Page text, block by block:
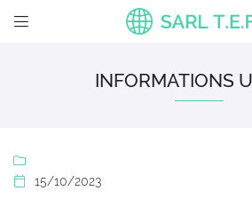

6 Le Grand Cormy – Vaux
05 49 59 19 42INFORMATIONS


15/10/2023